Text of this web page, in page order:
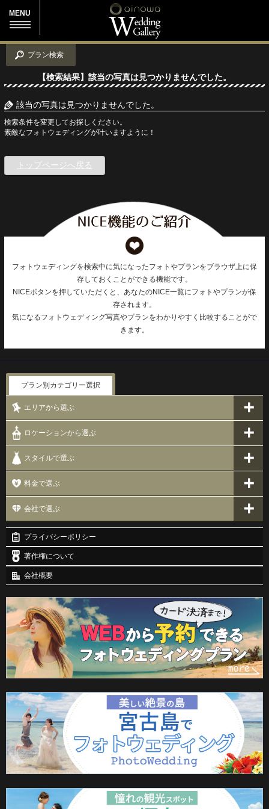
MENU
プラン検索
【検索結果】該当の写真は見つかりませんでした。
該当の写真は見つかりませんでした。
検索条件を変更してお探しください。
素敵なフォトウェディングが叶いますように！
トップページへ戻る
フォトウェディングを検索中に気になったフォトやプランをブラウザ上に保
存しておくことができる機能です。
NICEボタンを押していただくと、あなたのNICE一覧にフォトやプランが保
存されます。
気になるフォトウェディング写真やプランをわかりやすく比較することがで
きます。
プラン別カテゴリー選択
エリアから選ぶ
ロケーションから選ぶ
スタイルで選ぶ
料金で選ぶ
会社で選ぶ
プライバシーポリシー
著作権について
会社概要